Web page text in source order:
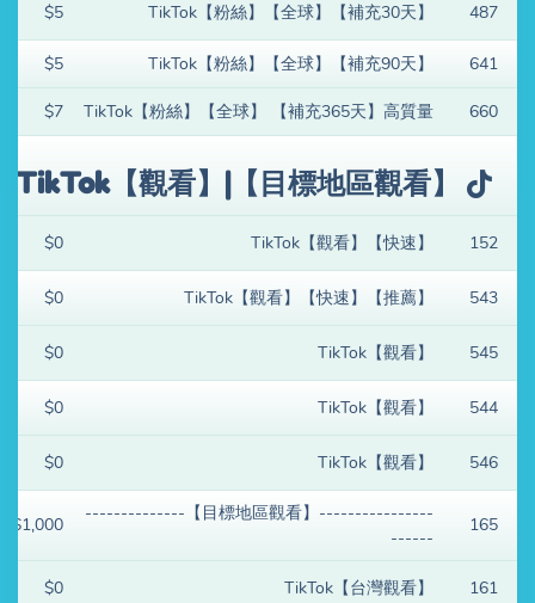
487
TikTok【粉絲】【全球】【補充30天】
$5
641
TikTok【粉絲】【全球】【補充90天】
$5
660
TikTok【粉絲】【全球】 【補充365天】高質量
$7
TikTok【觀看】|【目標地區觀看】
152
TikTok【觀看】【快速】
$0
543
TikTok【觀看】【快速】【推薦】
$0
545
TikTok【觀看】
$0
544
TikTok【觀看】
$0
546
TikTok【觀看】
$0
165
----------------【目標地區觀看】--------------
------
$1,000
161
TikTok【台灣觀看】
$0